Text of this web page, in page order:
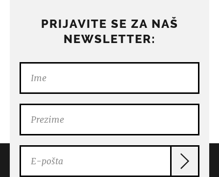
PRIJAVITE SE ZA NAŠ
NEWSLETTER: